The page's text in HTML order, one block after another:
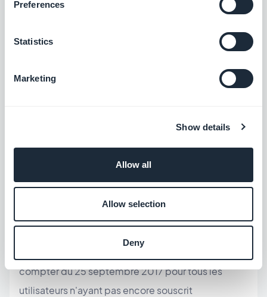
Preferences
Statistics
Marketing
Show details
Allow all
Allow selection
Deny
annuels iOS Premium. Pour tous les autres
en cas de validation par notre équipe, votre app
Prise d'effet des nouvelles offres
compter du 25 septembre 2017 pour tous les
utilisateurs n'ayant pas encore souscrit